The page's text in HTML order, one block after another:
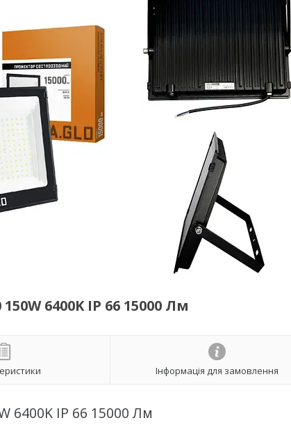
6400K IP 66 15000 Лм
Інформація для замовлення
6400K IP 66 15000 Лм